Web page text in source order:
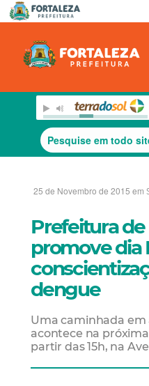
25 de Novembro de 2015 em
Prefeitura de
promove dia
dengue
Uma caminhada
acontece na próxima
partir das 15h, na